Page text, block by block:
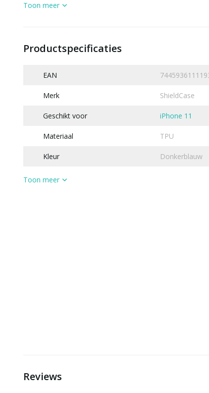
Toon meer
Productspecificaties
EAN
Merk ShieldCase
Geschikt voor iPhone 11
Materiaal TPU
Kleur Donkerblauw
Toon meer
Reviews